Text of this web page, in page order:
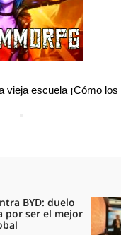
vieja escuela ¡Cómo
BYD: duelo
por ser el mejor